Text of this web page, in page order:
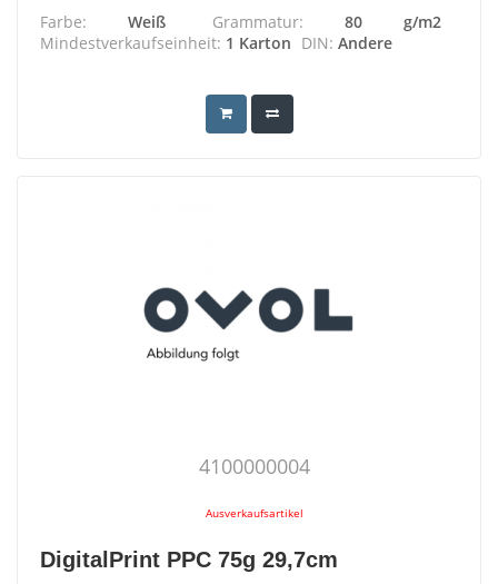
Farbe: Weiß Grammatur: 80 g/m2
Mindestverkaufseinheit: 1 Karton DIN: Andere
4100000004
Ausverkaufsartikel
DigitalPrint PPC 75g 29,7cm